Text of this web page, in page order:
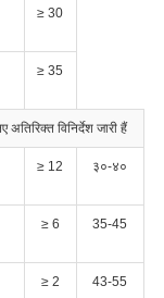
≥ 30
≥ 35
विनिर्देश जारी हैं
≥ 12 ३०-४०
≥ 6 35-45
≥ 2 43-55